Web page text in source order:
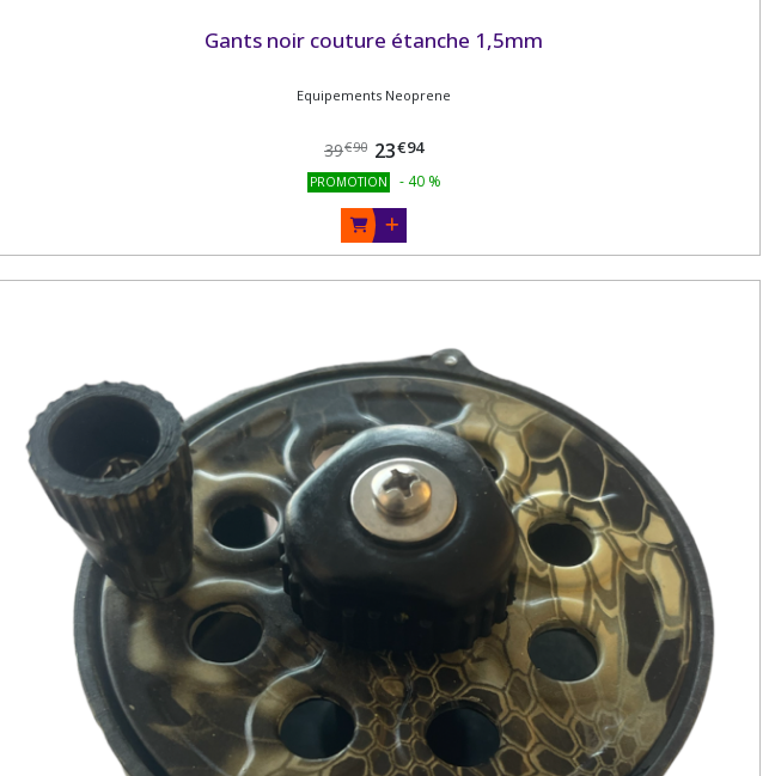
Gants noir couture étanche 1,5mm
Equipements Neoprene
39€90 23€94
PROMOTION - 40 %